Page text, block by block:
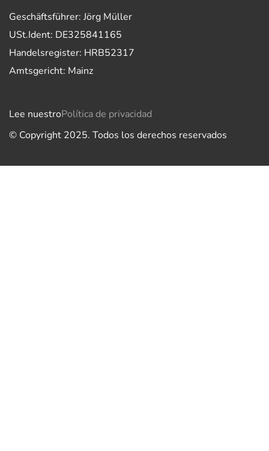
Geschäftsführer: Jörg Müller
USt.Ident: DE325841165
Handelsregister: HRB52317
Amtsgericht: Mainz
Lee nuestroPolítica de privacidad
© Copyright 2025. Todos los derechos reservados